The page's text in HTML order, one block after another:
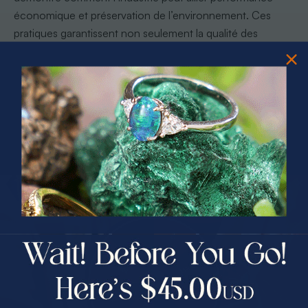
économique et préservation de l’environnement. Ces
pratiques garantissent non seulement la qualité des
internationaux.
Conseil pro :
Exigez toujours un certificat de traçabilité
détaillé lors de l’achat d’une opale australienne pour garantir
son origine éthique.
Conseils d’achat : garantir authenticité
et valeur
L’achat d’une opale australienne authentique nécessite
une approche méticuleuse et informée. Les critères de
qualité professionnels sont essentiels pour éviter les
contrefaçons et garantir un investissement de valeur.
PRIZES OF UNSPEAKABLE VALUE!
SPIN TO WIN
$75.00 CASH
25% Off
30% Off
25% Off
30% Off
40% Off